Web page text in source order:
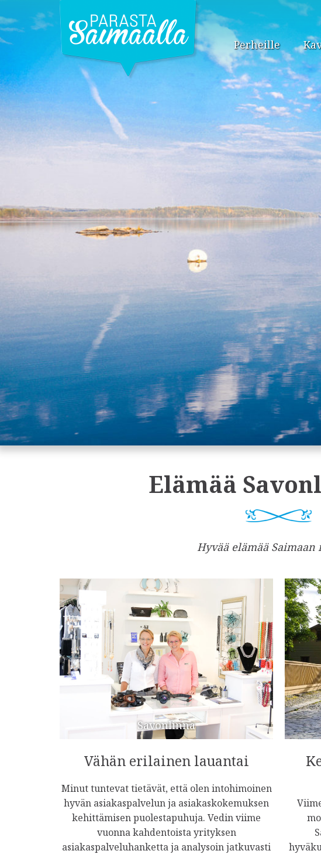
Perheille
Elämää
Hyvää elämää Saimaan
Savonlinna
Vähän erilainen lauantai
Minut tuntevat tietävät, että olen intohimoinen
hyvän asiakaspalvelun ja asiakaskokemuksen
kehittämisen puolestapuhuja. Vedin viime
vuonna kahdentoista yrityksen
asiakaspalveluhanketta ja analysoin jatkuvasti